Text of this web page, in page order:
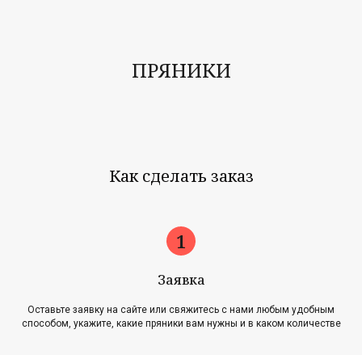
ПРЯНИКИ
Как сделать заказ
Заявка
Оставьте заявку на сайте или свяжитесь с нами любым удобным
способом, укажите, какие пряники вам нужны и в каком количестве